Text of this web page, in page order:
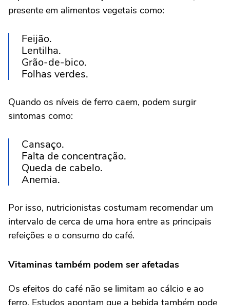
presente em alimentos vegetais como:
Feijão.
Lentilha.
Grão-de-bico.
Folhas verdes.
Quando os níveis de ferro caem, podem surgir
sintomas como:
Cansaço.
Falta de concentração.
Queda de cabelo.
Anemia.
Por isso, nutricionistas costumam recomendar um
intervalo de cerca de uma hora entre as principais
refeições e o consumo do café.
Vitaminas também podem ser afetadas
Os efeitos do café não se limitam ao cálcio e ao